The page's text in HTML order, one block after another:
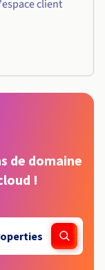
client
de domaine
!